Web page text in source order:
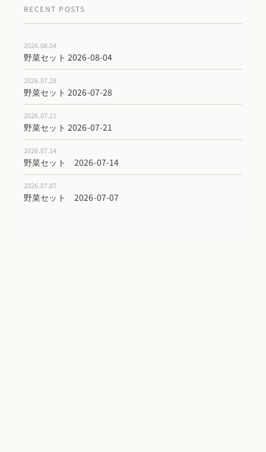
RECENT POSTS
2026.08.04
野菜セット 2026-08-04
2026.07.28
野菜セット 2026-07-28
2026.07.21
野菜セット 2026-07-21
2026.07.14
野菜セット 2026-07-14
2026.07.07
野菜セット 2026-07-07